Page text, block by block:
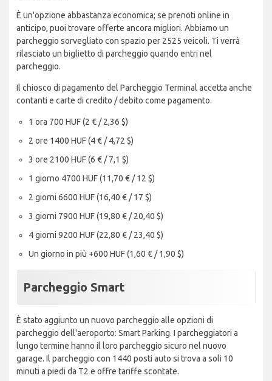
È un'opzione abbastanza economica; se prenoti online in
anticipo, puoi trovare offerte ancora migliori. Abbiamo un
parcheggio sorvegliato con spazio per 2525 veicoli. Ti verrà
rilasciato un biglietto di parcheggio quando entri nel
parcheggio.
Il chiosco di pagamento del Parcheggio Terminal accetta anche
contanti e carte di credito / debito come pagamento.
1 ora 700 HUF (2 € / 2,36 $)
2 ore 1400 HUF (4 € / 4,72 $)
3 ore 2100 HUF (6 € / 7,1 $)
1 giorno 4700 HUF (11,70 € / 12 $)
2 giorni 6600 HUF (16,40 € / 17 $)
3 giorni 7900 HUF (19,80 € / 20,40 $)
4 giorni 9200 HUF (22,80 € / 23,40 $)
Un giorno in più +600 HUF (1,60 € / 1,90 $)
Parcheggio Smart
È stato aggiunto un nuovo parcheggio alle opzioni di
parcheggio dell'aeroporto: Smart Parking. I parcheggiatori a
lungo termine hanno il loro parcheggio sicuro nel nuovo
garage. Il parcheggio con 1440 posti auto si trova a soli 10
minuti a piedi da T2 e offre tariffe scontate.